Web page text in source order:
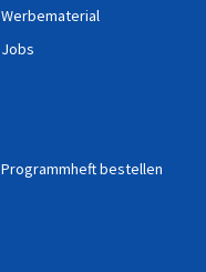
Werbematerial
Jobs
Programmheft bestellen